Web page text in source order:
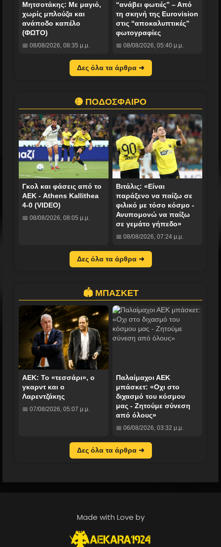
Μητσοτάκης: Με μαγιό,
χωρίς μπλούζα και
ανάποδο καπέλο
(ΦΩΤΟ)
📅 08/08/2026, 08:35 μ.μ.
“ανάβει φωτιές” – Από
τη σκηνή της Eurovision
στις “αποκαλυπτικές”
φωτογραφίες
📅 08/08/2026, 05:40 μ.μ.
Δες όλα τα άρθρα ➜
🟡 ΠΟΔΟΣΦΑΙΡΟ
Γκολ και φάσεις από το
ΑΕΚ - Athens Kallithea
4-0 (VIDEO)
📅 08/08/2026, 08:05 μ.μ.
Βιτάλις: «Είναι
παράξενο να παίζω σε
φιλικό με τόσο κόσμο -
Ανυπομονώ να παίξω
σε γεμάτο γήπεδο»
📅 08/08/2026, 07:24 μ.μ.
Δες όλα τα άρθρα ➜
🏟️ ΜΠΑΣΚΕΤ
ΑΕΚ: Το «τεσσάρι», ο
γκαρντ και ο
Λαρεντζάκης
📅 07/08/2026, 05:07 μ.μ.
Παλαίμαχοι ΑΕΚ
μπάσκετ: «Οχι στο
διχασμό του κόσμου
μας - Ζητούμε σύνεση
από όλους»
📅 06/08/2026, 03:32 μ.μ.
Δες όλα τα άρθρα ➜
Made with Love by